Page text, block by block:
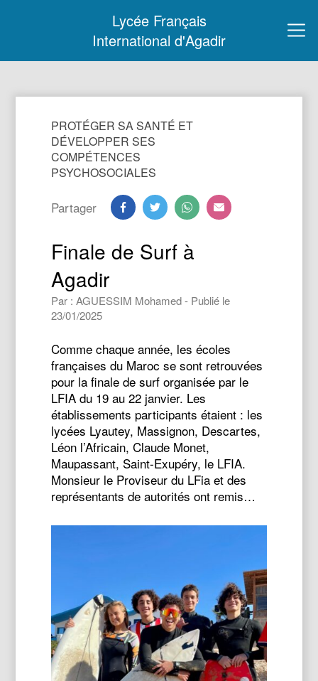
Lycée Français
International d'Agadir
PROTÉGER SA SANTÉ ET
DÉVELOPPER SES
COMPÉTENCES
PSYCHOSOCIALES
Partager
Finale de Surf à
Agadir
Par : AGUESSIM Mohamed - Publié le
23/01/2025
Comme chaque année, les écoles
françaises du Maroc se sont retrouvées
pour la finale de surf organisée par le
LFIA du 19 au 22 janvier. Les
établissements participants étaient : les
lycées Lyautey, Massignon, Descartes,
Léon l’Africain, Claude Monet,
Maupassant, Saint-Exupéry, le LFIA.
Monsieur le Proviseur du LFia et des
représentants de autorités ont remis…